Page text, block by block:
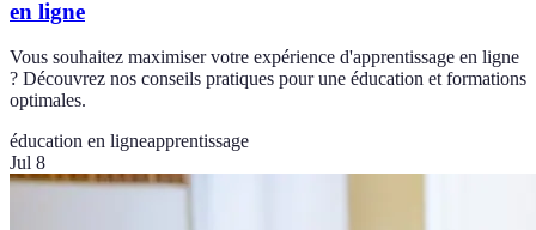
en ligne
Vous souhaitez maximiser votre expérience d'apprentissage en ligne
? Découvrez nos conseils pratiques pour une éducation et formations
optimales.
éducation en ligneapprentissage
Jul 8